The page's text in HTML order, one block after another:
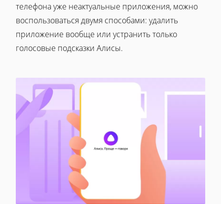
телефона уже неактуальные приложения, можно
воспользоваться двумя способами: удалить
приложение вообще или устранить только
голосовые подсказки Алисы.